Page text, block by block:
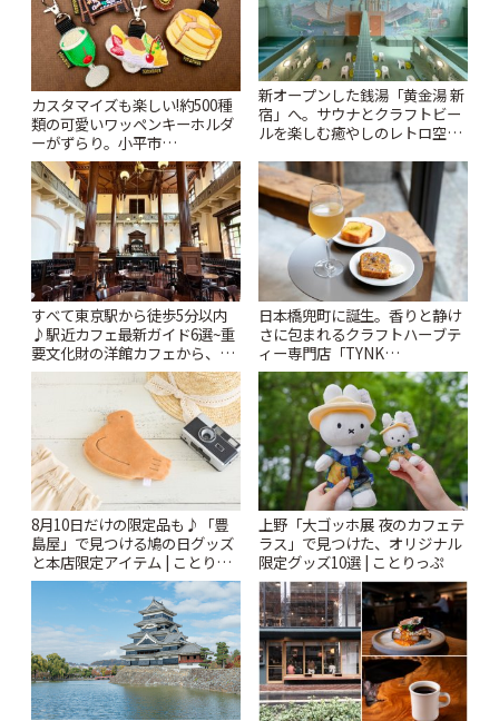
カスタマイズも楽しい!約500種
類の可愛いワッペンキーホルダ
ーがずらり。小平市
「Kimamaya T&K」 | ことりっ
ぷ
新オープンした銭湯「黄金湯 新
宿」へ。サウナとクラフトビー
ルを楽しむ癒やしのレトロ空間
すべて東京駅から徒歩5分以内
♪駅近カフェ最新ガイド6選~重
要文化財の洋館カフェから、改
札すぐのレトロ喫茶まで~ | こと
日本橋兜町に誕生。香りと静け
さに包まれるクラフトハーブテ
ィー専門店「TYNK
Kabutocho」 | ことりっぷ
8月10日だけの限定品も♪「豊
島屋」で見つける鳩の日グッズ
と本店限定アイテム | ことりっ
ぷ
上野「大ゴッホ展 夜のカフェテ
ラス」で見つけた、オリジナル
限定グッズ10選 | ことりっぷ